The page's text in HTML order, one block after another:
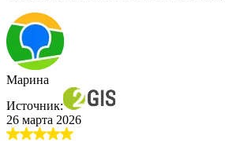
Марина
Источник:
26 марта 2026